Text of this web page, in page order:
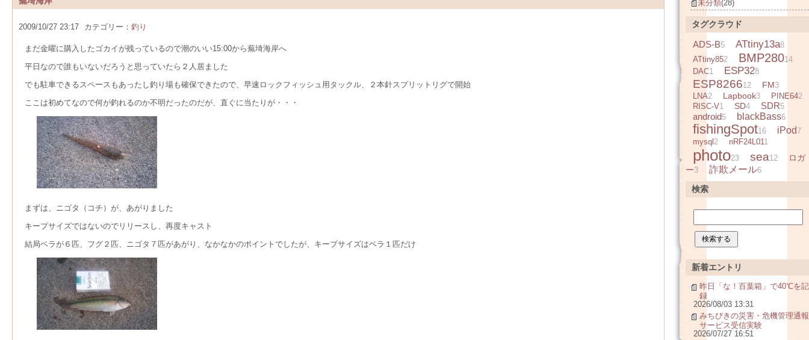
2009/10/27 23:17 カテゴリー： 釣り
まだ金曜に購入したゴカイが残っているので潮のいい15:00から蕪埼海岸へ
平日なので誰もいないだろうと思っていたら２人居ました
でも駐車できるスペースもあったし釣り場も確保できたので、早速ロックフィッシュ用タックル、２本針スプリットリグで開始
ここは初めてなので何が釣れるのか不明だったのだが、直ぐに当たりが・・・
まずは、ニゴタ（コチ）が、あがりました
キープサイズではないのでリリースし、再度キャスト
結局ベラが６匹、フグ２匹、ニゴタ７匹があがり、なかなかのポイントでしたが、キープサイズはベラ１匹だけ
未分類(28)
タグクラウド
ADS-B5 ATtiny13a8
ATtiny852 BMP28014
DAC1 ESP328
ESP826612 FM3
LNA2 Lapbook3 PINE642
RISC-V1 SD4 SDR5
android5 blackBass6
fishingSpot16 iPod7
mysql 2 nRF24L011
photo23 sea12
ロガ
ー3 詐欺メール6
検索
新着エントリ
昨日「な！百葉箱」で40℃を記
録
2026/08/03 13:31
みちびきの災害・危機管理通報
サービス受信実験
2026/07/27 16:51